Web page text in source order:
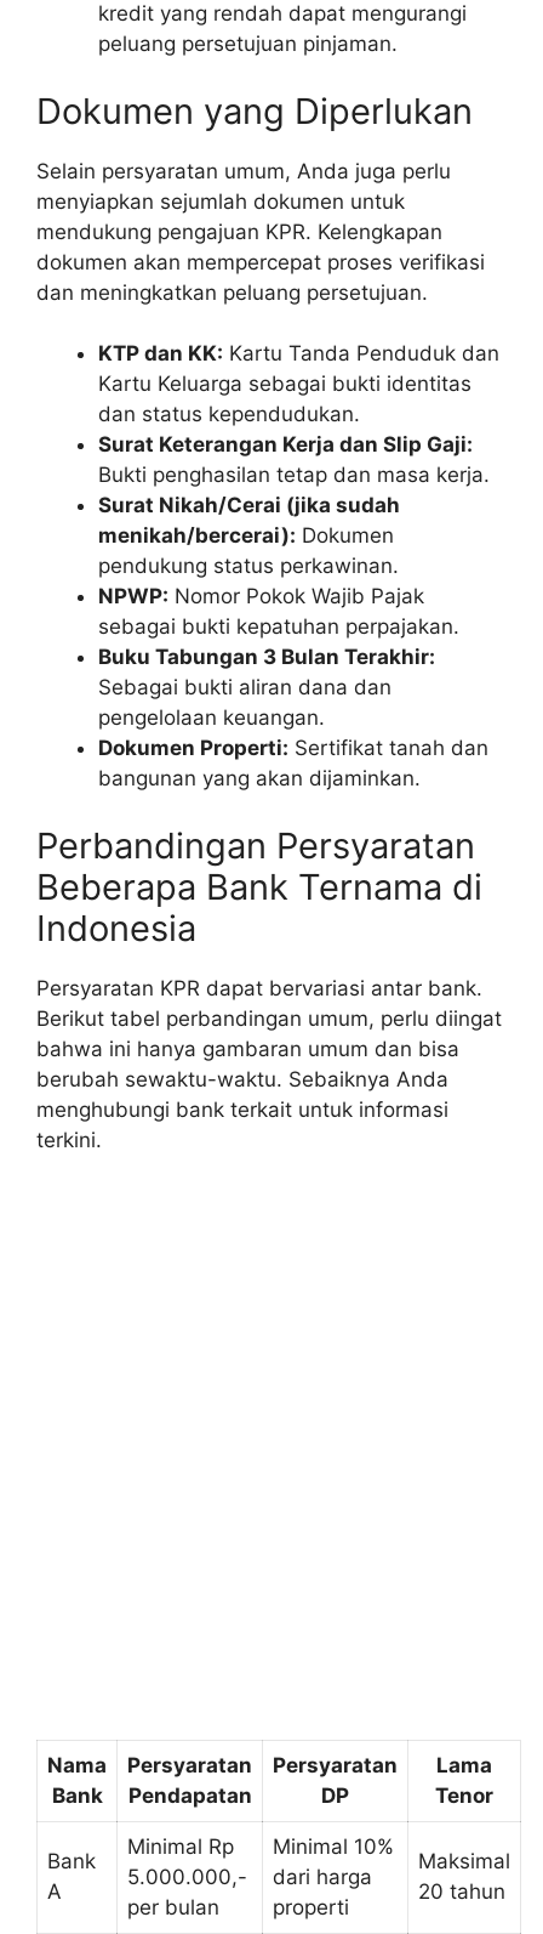
kredit yang rendah dapat mengurangi
peluang persetujuan pinjaman.
Dokumen yang Diperlukan
Selain persyaratan umum, Anda juga perlu
menyiapkan sejumlah dokumen untuk
mendukung pengajuan KPR. Kelengkapan
dokumen akan mempercepat proses verifikasi
dan meningkatkan peluang persetujuan.
KTP dan KK: Kartu Tanda Penduduk dan
Kartu Keluarga sebagai bukti identitas
dan status kependudukan.
Surat Keterangan Kerja dan Slip Gaji:
Bukti penghasilan tetap dan masa kerja.
Surat Nikah/Cerai (jika sudah
menikah/bercerai): Dokumen
pendukung status perkawinan.
NPWP: Nomor Pokok Wajib Pajak
sebagai bukti kepatuhan perpajakan.
Buku Tabungan 3 Bulan Terakhir:
Sebagai bukti aliran dana dan
pengelolaan keuangan.
Dokumen Properti: Sertifikat tanah dan
bangunan yang akan dijaminkan.
Perbandingan Persyaratan
Beberapa Bank Ternama di
Indonesia
Persyaratan KPR dapat bervariasi antar bank.
Berikut tabel perbandingan umum, perlu diingat
bahwa ini hanya gambaran umum dan bisa
berubah sewaktu-waktu. Sebaiknya Anda
menghubungi bank terkait untuk informasi
terkini.
Nama
Bank
Persyaratan
Pendapatan
Persyaratan
DP
Lama
Tenor
Bank
A
Minimal Rp
5.000.000,-
per bulan
Minimal 10%
dari harga
properti
Maksimal
20 tahun